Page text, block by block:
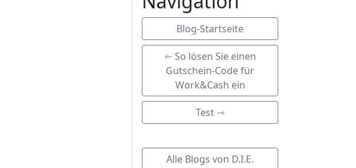
Blog-Startseite
⇽ So lösen Sie einen
Gutschein-Code für
Work&Cash ein
Test ⇾
Alle Blogs von D.I.E.